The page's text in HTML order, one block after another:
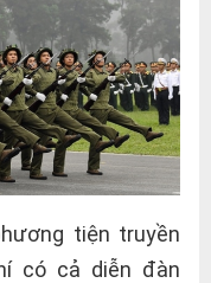
tiện truyền
có cả diễn đàn